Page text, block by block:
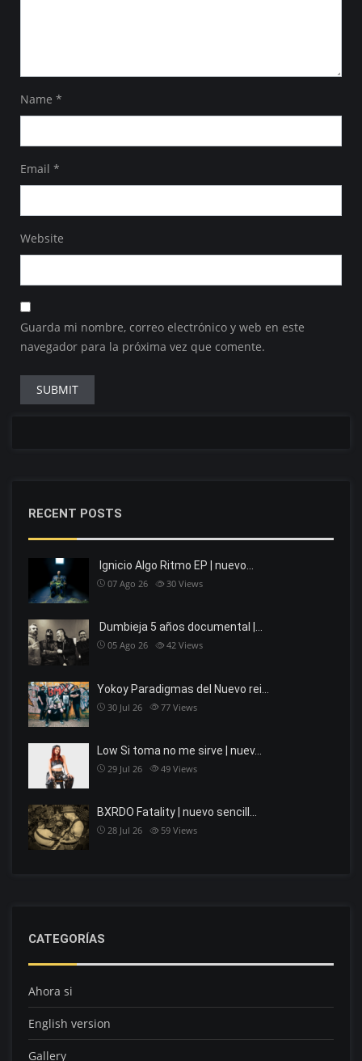
Name *
Email *
Website
Guarda mi nombre, correo electrónico y web en este
navegador para la próxima vez que comente.
RECENT POSTS
Ignicio Algo Ritmo EP | nuevo…
07 Ago 26 30 Views
Dumbieja 5 años documental |…
05 Ago 26 42 Views
Yokoy Paradigmas del Nuevo rei…
30 Jul 26 77 Views
Low Si toma no me sirve | nuev…
29 Jul 26 49 Views
BXRDO Fatality | nuevo sencill…
28 Jul 26 59 Views
CATEGORÍAS
Ahora si
English version
Gallery